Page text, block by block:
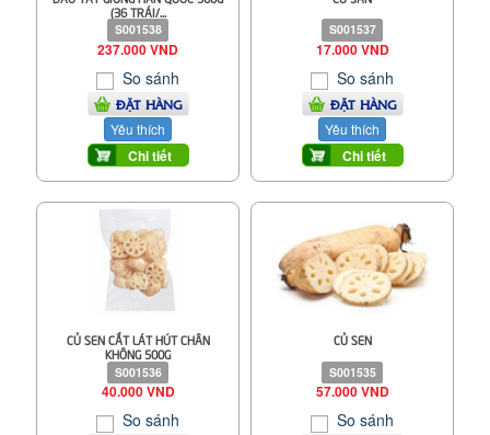
(36 TRÁI/...
S001538
237.000 VND
So sánh
ĐẶT HÀNG
Yêu thích
Chi tiết
S001537
17.000 VND
So sánh
ĐẶT HÀNG
Yêu thích
Chi tiết
CỦ SEN CẮT LÁT HÚT CHÂN
KHÔNG 500G
S001536
40.000 VND
So sánh
CỦ SEN
S001535
57.000 VND
So sánh